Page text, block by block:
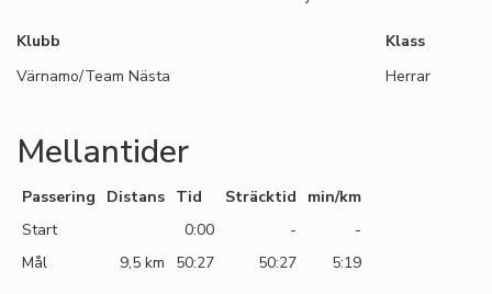
Klubb
Värnamo/Team Nästa
Klass
Herrar
Mellantider
Passering Distans Tid Sträcktid
min/km
Start
0:00 -
-
Mål
9,5 km 50:27 50:27 5:19